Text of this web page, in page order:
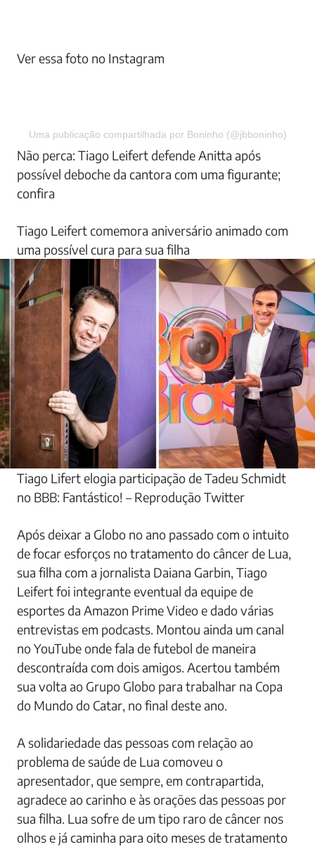
Ver essa foto no Instagram
Uma publicação compartilhada por Boninho (@jbboninho)
Não perca: Tiago Leifert defende Anitta após
possível deboche da cantora com uma figurante;
confira
Tiago Leifert comemora aniversário animado com
uma possível cura para sua filha
Tiago Lifert elogia participação de Tadeu Schmidt
no BBB: Fantástico! – Reprodução Twitter
Após deixar a Globo no ano passado com o intuito
de focar esforços no tratamento do câncer de Lua,
sua filha com a jornalista Daiana Garbin, Tiago
Leifert foi integrante eventual da equipe de
esportes da Amazon Prime Video e dado várias
entrevistas em podcasts. Montou ainda um canal
no YouTube onde fala de futebol de maneira
descontraída com dois amigos. Acertou também
sua volta ao Grupo Globo para trabalhar na Copa
do Mundo do Catar, no final deste ano.
A solidariedade das pessoas com relação ao
problema de saúde de Lua comoveu o
apresentador, que sempre, em contrapartida,
agradece ao carinho e às orações das pessoas por
sua filha. Lua sofre de um tipo raro de câncer nos
olhos e já caminha para oito meses de tratamento